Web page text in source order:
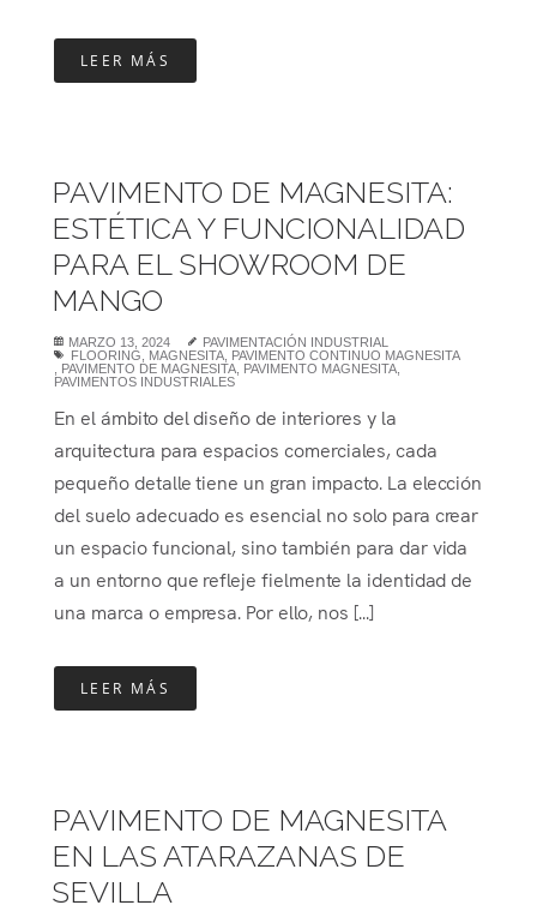
LEER MÁS
PAVIMENTO DE MAGNESITA:
ESTÉTICA Y FUNCIONALIDAD
PARA EL SHOWROOM DE
MANGO
MARZO 13, 2024
PAVIMENTACIÓN INDUSTRIAL
FLOORING
MAGNESITA PAVIMENTO CONTINUO MAGNESITA
PAVIMENTO DE MAGNESITA PAVIMENTO MAGNESITA
PAVIMENTOS INDUSTRIALES
En el ámbito del diseño de interiores y la
arquitectura para espacios comerciales, cada
pequeño detalle tiene un gran impacto. La elección
del suelo adecuado es esencial no solo para crear
un espacio funcional, sino también para dar vida
a un entorno que refleje fielmente la identidad de
una marca o empresa. Por ello, nos [...]
LEER MÁS
PAVIMENTO DE MAGNESITA
EN LAS ATARAZANAS DE
SEVILLA